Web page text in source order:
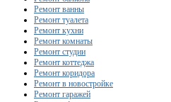
Ремонт ванны
Ремонт туалета
Ремонт кухни
Ремонт комнаты
Ремонт студии
Ремонт коттеджа
Ремонт коридора
Ремонт в новостройке
Ремонт гаражей